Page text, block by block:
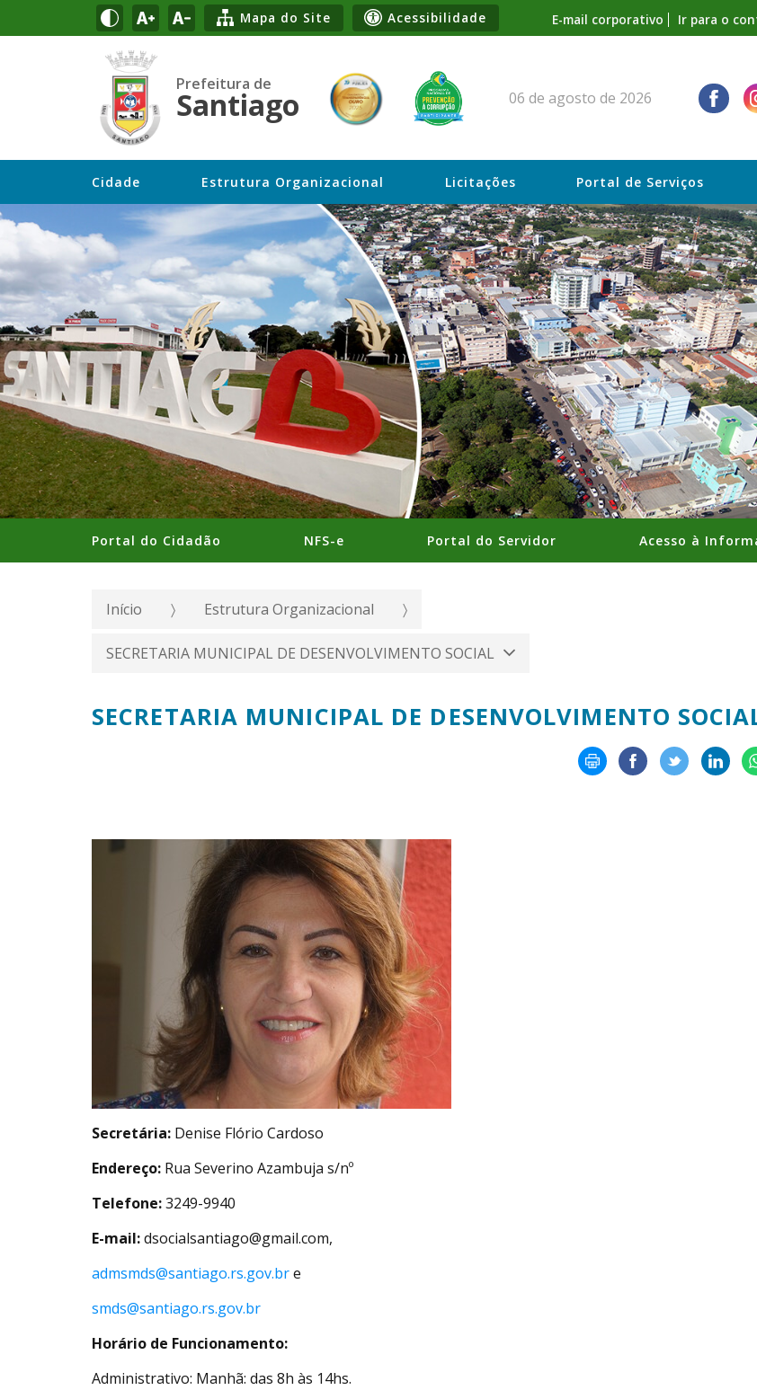
Mapa do Site Acessibilidade E-mail corporativo Ir para o
Prefeitura de
Santiago 06 de agosto de 2026
Cidade Estrutura Organizacional Licitações Portal de Serviços
Portal do Cidadão NFS-e Portal do Servidor Acesso à
Início Estrutura Organizacional
SECRETARIA MUNICIPAL DE DESENVOLVIMENTO SOCIAL
SECRETARIA MUNICIPAL DE DESENVOLVIMENTO
Secretária: Denise Flório Cardoso
Endereço: Rua Severino Azambuja s/nº
Telefone:3249-9940
E-mail:dsocialsantiago@gmail.com,
admsmds@santiago.rs.gov.bre
smds@santiago.rs.gov.br
Horário de Funcionamento:
Administrativo: Manhã: das 8h às 14hs.